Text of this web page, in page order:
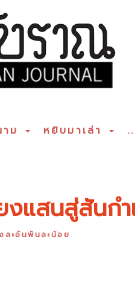
ม หยิบมาเล่า
งแสนสู่สันก
ละอันพันละน้อย